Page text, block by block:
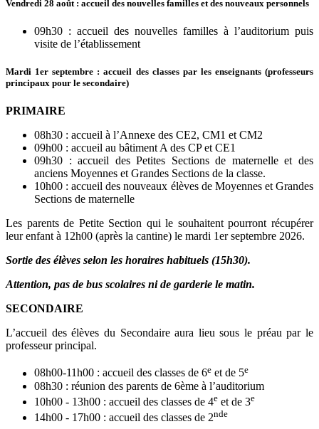
Vendredi 28 août : accueil des nouvelles familles et des nouveaux personnels
09h30 : accueil des nouvelles familles à l’auditorium puis
visite de l’établissement
Mardi 1er septembre : accueil des classes par les enseignants (professeurs
principaux pour le secondaire)
PRIMAIRE
08h30 : accueil à l’Annexe des CE2, CM1 et CM2
09h00 : accueil au bâtiment A des CP et CE1
09h30 : accueil des Petites Sections de maternelle et des
anciens Moyennes et Grandes Sections de la classe.
10h00 : accueil des nouveaux élèves de Moyennes et Grandes
Sections de maternelle
Les parents de Petite Section qui le souhaitent pourront récupérer
leur enfant à 12h00 (après la cantine) le mardi 1er septembre 2026.
Sortie des élèves selon les horaires habituels (15h30).
Attention, pas de bus scolaires ni de garderie le matin.
SECONDAIRE
L’accueil des élèves du Secondaire aura lieu sous le préau par le
professeur principal.
08h00-11h00 : accueil des classes de 6e et de 5e
08h30 : réunion des parents de 6ème à l’auditorium
10h00 - 13h00 : accueil des classes de 4e et de 3e
14h00 - 17h00 : accueil des classes de 2nde